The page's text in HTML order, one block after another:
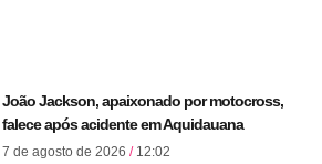
João Jackson, apaixonado por motocross,
falece após acidente em Aquidauana
7 de agosto de 2026 12:02